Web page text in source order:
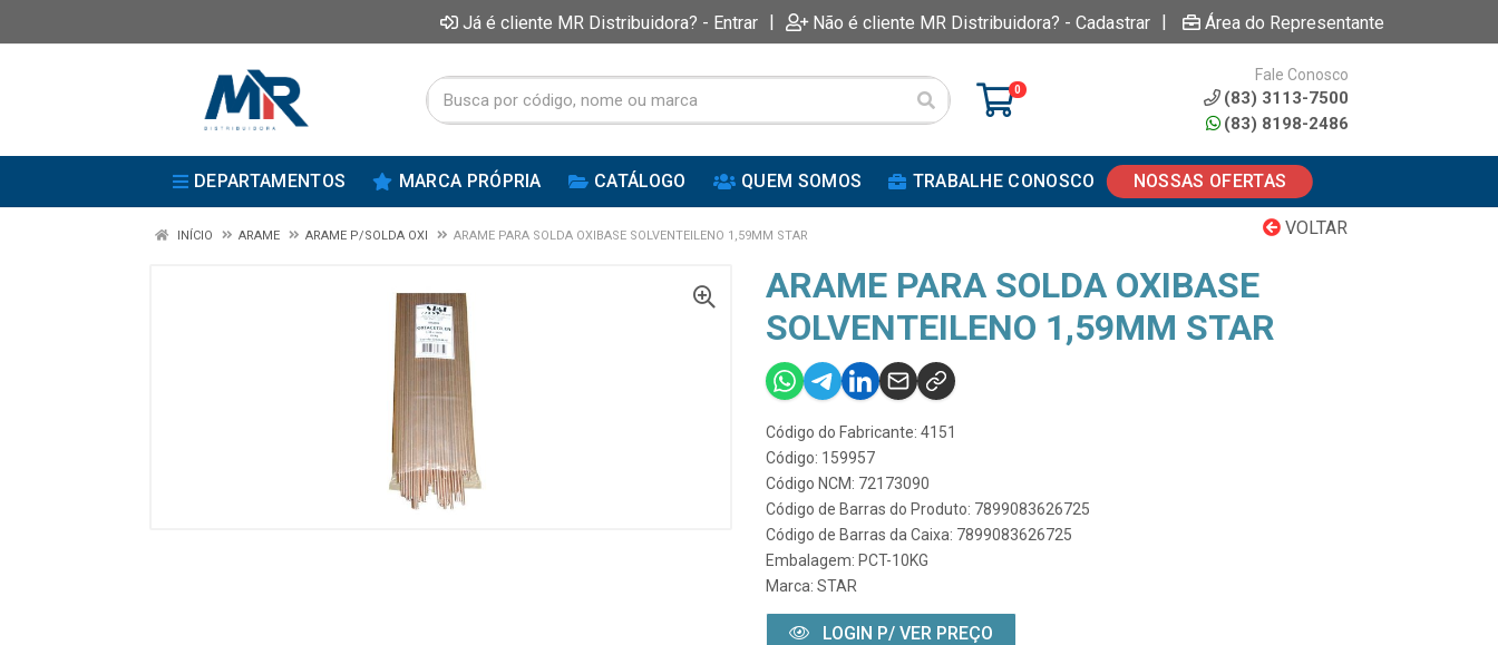
Já é cliente MR Distribuidora? - Entrar | Não é cliente MR Distribuidora? - Cadastrar | Área do Representante
0
Fale Conosco
(83) 3113-7500
(83) 8198-2486
DEPARTAMENTOS MARCA PRÓPRIA CATÁLOGO QUEM SOMOS TRABALHE CONOSCO NOSSAS OFERTAS
VOLTAR
INÍCIO ARAME ARAME P/SOLDA OXI ARAME PARA SOLDA OXIBASE SOLVENTEILENO 1,59MM STAR
ARAME PARA SOLDA OXIBASE
SOLVENTEILENO 1,59MM STAR
Código do Fabricante: 4151
Código: 159957
Código NCM: 72173090
Código de Barras do Produto: 7899083626725
Código de Barras da Caixa: 7899083626725
Embalagem: PCT-10KG
Marca: STAR
LOGIN P/ VER PREÇO